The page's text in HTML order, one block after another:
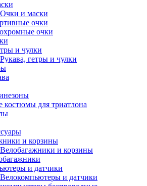
и маски
очки
очки
и чулки
гетры и чулки
костюмы для триатлона
и корзины
и корзины
и датчики
и датчики